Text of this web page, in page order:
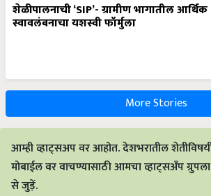
शेळीपालनाची ‘SIP’- ग्रामीण भागातील आर्थिक
स्वावलंबनाचा यशस्वी फॉर्मुला
More Stories
आम्ही व्हाट्सअप वर आहोत. देशभरातील
मोबाईल वर वाचण्यासाठी आमचा व्हाट्सअँप
से जुड़ें.